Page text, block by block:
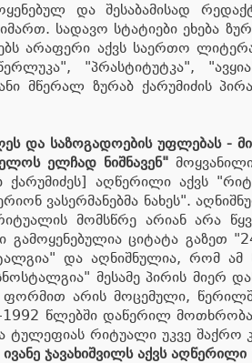
და შესაბამისად
სადავო სტატიები ეხება
არაფერი აქვს საერთო
"პრასტიტუტკა",
მწერალ ზურაბ ქარუმიძის
და საზოგადოების უფლებას -
ელჩად ნიშნავენ"მოყვანილი
ქარუმიძეს] აღწერილი აქვს
ვასერმანებმა ნახეს".
მომსწრე არიან არა
გამოყენებულია ციტატა გაზეთ
და აღნიშნულია, რომ
მესამე პირის
არის მოცემული,
წლებ­ში და­წე­რილ მოთხ­რო­ბა
რი­ტუ­ა­ლი უკ­ვე შაქ­რო
ჯა­ვა­ხიშ­ვილს აქვს